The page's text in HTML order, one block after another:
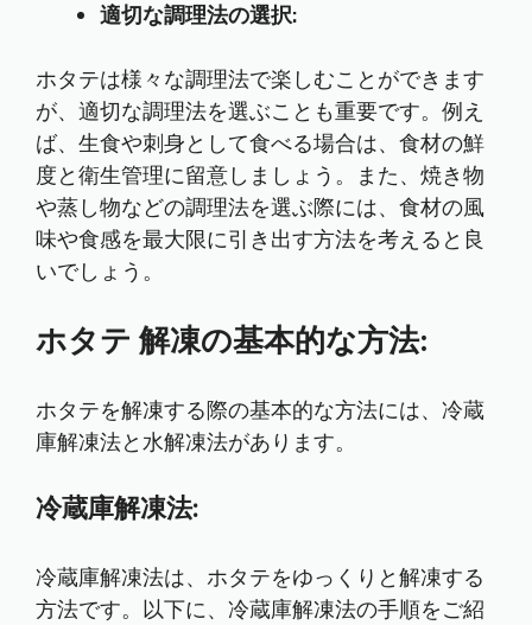
適切な調理法の選択:
ホタテは様々な調理法で楽しむことができます
が、適切な調理法を選ぶことも重要です。例え
ば、生食や刺身として食べる場合は、食材の鮮
度と衛生管理に留意しましょう。また、焼き物
や蒸し物などの調理法を選ぶ際には、食材の風
味や食感を最大限に引き出す方法を考えると良
いでしょう。
ホタテ 解凍の基本的な方法:
ホタテを解凍する際の基本的な方法には、冷蔵
庫解凍法と水解凍法があります。
冷蔵庫解凍法:
冷蔵庫解凍法は、ホタテをゆっくりと解凍する
方法です。以下に、冷蔵庫解凍法の手順をご紹